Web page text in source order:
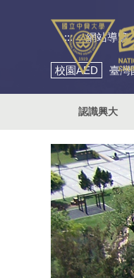
::: 網站導覽
校園AED 臺灣
認識興大